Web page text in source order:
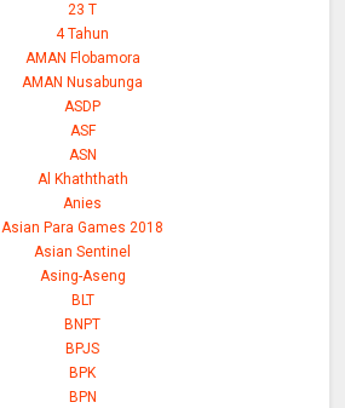
23 T
4 Tahun
AMAN Flobamora
AMAN Nusabunga
ASDP
ASF
ASN
Al Khaththath
Anies
Asian Para Games 2018
Asian Sentinel
Asing-Aseng
BLT
BNPT
BPJS
BPK
BPN